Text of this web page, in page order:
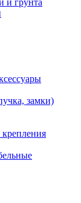
и грунта
замки)